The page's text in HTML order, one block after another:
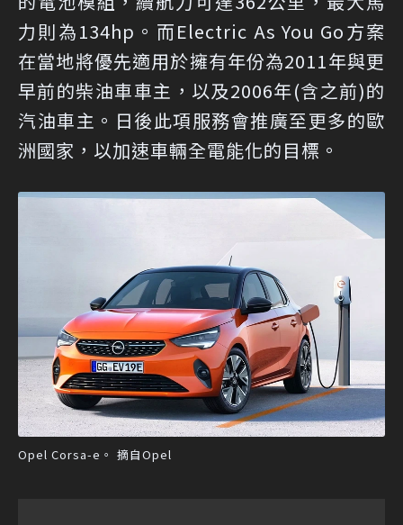
力則為134hp。而Electric As You Go方案
在當地將優先適用於擁有年份為2011年與更
早前的柴油車車主，以及2006年(含之前)的
汽油車主。日後此項服務會推廣至更多的歐
洲國家，以加速車輛全電能化的目標。
Opel Corsa-e。 摘自Opel